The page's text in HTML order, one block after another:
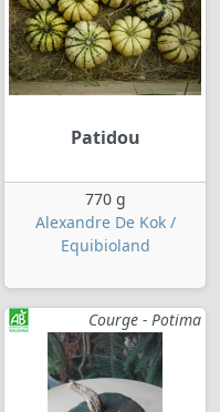
Patidou
770 g
Alexandre De Kok /
Equibioland
Courge - Potima